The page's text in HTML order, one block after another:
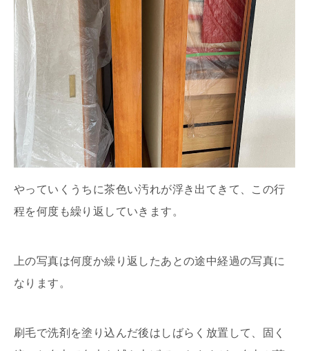
やっていくうちに茶色い汚れが浮き出てきて、この行
程を何度も繰り返していきます。
上の写真は何度か繰り返したあとの途中経過の写真に
なります。
刷毛で洗剤を塗り込んだ後はしばらく放置して、固く